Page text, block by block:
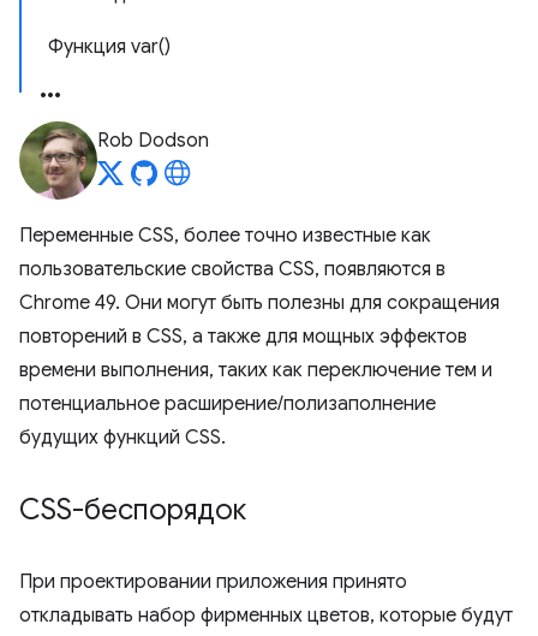
Функция var()
Rob Dodson
Переменные CSS, более точно известные как
пользовательские свойства CSS, появляются в
Chrome 49. Они могут быть полезны для сокращения
повторений в CSS, а также для мощных эффектов
времени выполнения, таких как переключение тем и
потенциальное расширение/полизаполнение
будущих функций CSS.
CSS-беспорядок
При проектировании приложения принято
откладывать набор фирменных цветов, которые будут